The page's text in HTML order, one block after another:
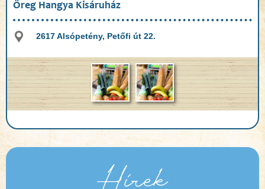
Öreg Hangya Kisáruház
2617 Alsópetény, Petőfi út 22.
Hírek